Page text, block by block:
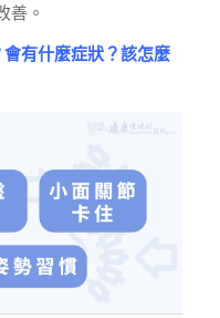
善。
有什麼症狀？該怎麼